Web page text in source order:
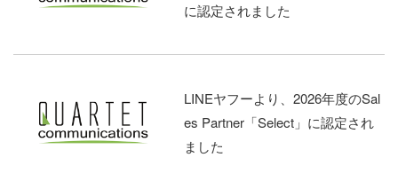
に認定されました
LINEヤフーより、2026年度のSal
es Partner「Select」に認定され
ました